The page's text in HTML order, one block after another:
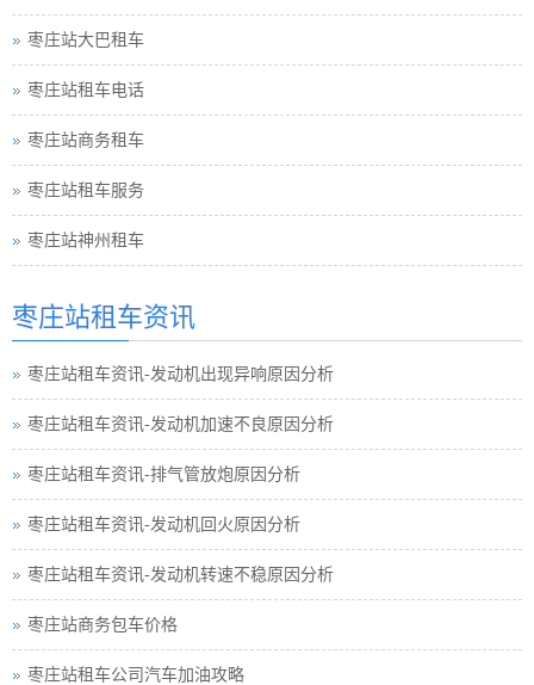
枣庄站大巴租车
枣庄站租车电话
枣庄站商务租车
枣庄站租车服务
枣庄站神州租车
枣庄站租车资讯
枣庄站租车资讯-发动机出现异响原因分析
枣庄站租车资讯-发动机加速不良原因分析
枣庄站租车资讯-排气管放炮原因分析
枣庄站租车资讯-发动机回火原因分析
枣庄站租车资讯-发动机转速不稳原因分析
枣庄站商务包车价格
枣庄站租车公司汽车加油攻略